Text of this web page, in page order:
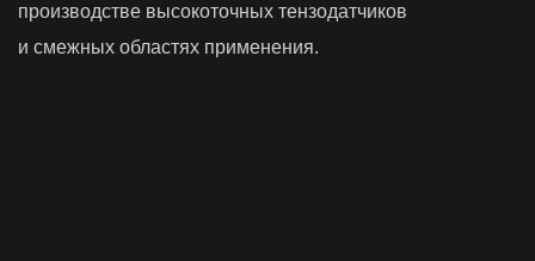
производстве высокоточных тензодатчиков
и смежных областях применения.